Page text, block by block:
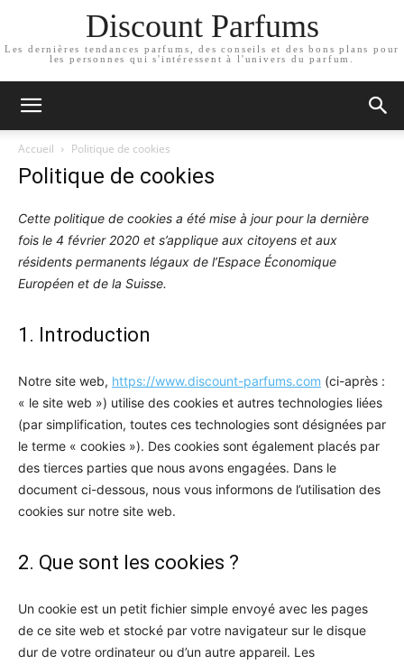
Discount Parfums
Les dernières tendances parfums, des conseils et des bons plans pour
les personnes qui s'intéressent à l'univers du parfum.
Accueil Politique de cookies
Politique de cookies
Cette politique de cookies a été mise à jour pour la dernière
fois le 4 février 2020 et s’applique aux citoyens et aux
résidents permanents légaux de l’Espace Économique
Européen et de la Suisse.
1. Introduction
Notre site web, https://www.discount-parfums.com (ci-après :
« le site web ») utilise des cookies et autres technologies liées
(par simplification, toutes ces technologies sont désignées par
le terme « cookies »). Des cookies sont également placés par
des tierces parties que nous avons engagées. Dans le
document ci-dessous, nous vous informons de l’utilisation des
cookies sur notre site web.
2. Que sont les cookies ?
Un cookie est un petit fichier simple envoyé avec les pages
de ce site web et stocké par votre navigateur sur le disque
dur de votre ordinateur ou d’un autre appareil. Les